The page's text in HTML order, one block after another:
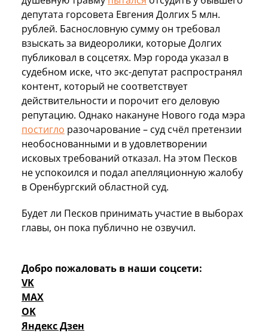
депутата горсовета Евгения Долгих 5 млн.
рублей. Баснословную сумму он требовал
взыскать за видеоролики, которые Долгих
публиковал в соцсетях. Мэр города указал в
судебном иске, что экс-депутат распространял
контент, который не соответствует
действительности и порочит его деловую
репутацию. Однако накануне Нового года мэра
постигло разочарование – суд счёл претензии
необоснованными и в удовлетворении
исковых требований отказал. На этом Песков
не успокоился и подал апелляционную жалобу
в Оренбургский областной суд.
Будет ли Песков принимать участие в выборах
главы, он пока публично не озвучил.
Добро пожаловать в наши соцсети:
VK
MAX
OK
Яндекс Дзен